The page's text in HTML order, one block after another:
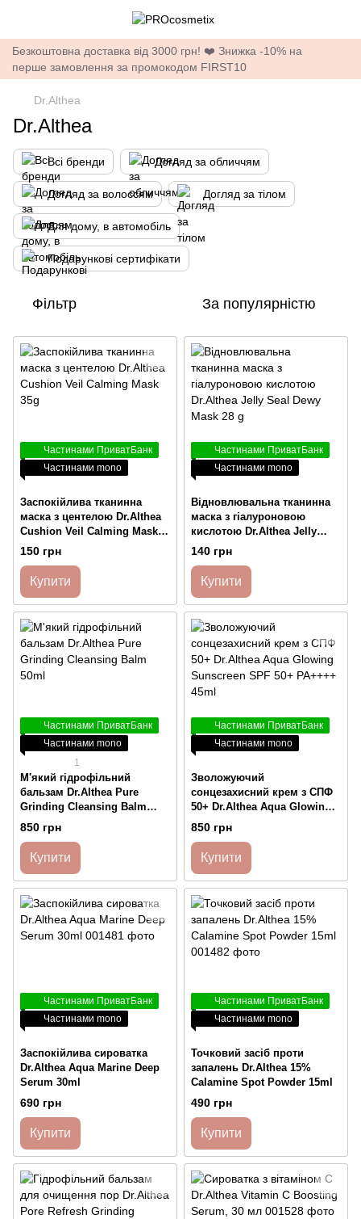
Безкоштовна доставка від 3000 грн! ❤️ Знижка -10% на
перше замовлення за промокодом FIRST10
Dr.Althea
Dr.Althea
Всі бренди Догляд за обличчям
Догляд за волоссям Догляд за тілом
Для дому, в автомобіль
Подарункові сертифікати
Фільтр За популярністю
Частинами ПриватБанк
Частинами mono
Заспокійлива тканинна
маска з центелою Dr.Althea
Cushion Veil Calming Mask
35g
150 грн
Купити
Частинами ПриватБанк
Частинами mono
Відновлювальна тканинна
маска з гіалуроновою
кислотою Dr.Althea Jelly
Seal Dewy Mask 28 g
140 грн
Купити
Частинами ПриватБанк
Частинами mono
1
М'який гідрофільний
бальзам Dr.Althea Pure
Grinding Cleansing Balm
50ml
850 грн
Купити
Частинами ПриватБанк
Частинами mono
Зволожуючий
сонцезахисний крем з СПФ
50+ Dr.Althea Aqua Glowing
Sunscreen SPF 50+ PA++++
850 грн
Купити
Частинами ПриватБанк
Частинами mono
Заспокійлива сироватка
Dr.Althea Aqua Marine Deep
Serum 30ml
690 грн
Купити
Частинами ПриватБанк
Частинами mono
Точковий засіб проти
запалень Dr.Althea 15%
Calamine Spot Powder 15ml
490 грн
Купити